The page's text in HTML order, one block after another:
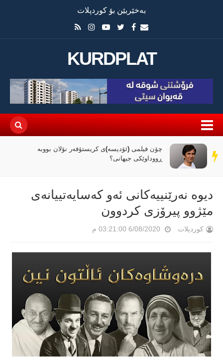
بەخێربێن بۆ کوردپلات
KURDPLAT
سەر
دێڕ
راپۆرتێک: رێککەوتنەکەی واشنتن و تاران کۆنترۆڵی
تەنگەی هورمز دەداتە دەست ئێران
دیوە نەرێنییەکانی ئەو کەسایەتییانەی
مێژوو پیرۆزی کردوون‌
کوردپلات 6/08/2020 03:21:00 م